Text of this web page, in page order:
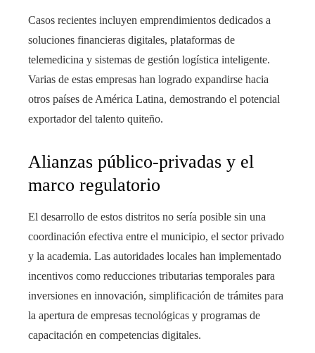
Casos recientes incluyen emprendimientos dedicados a
soluciones financieras digitales, plataformas de
telemedicina y sistemas de gestión logística inteligente.
Varias de estas empresas han logrado expandirse hacia
otros países de América Latina, demostrando el potencial
exportador del talento quiteño.
Alianzas público-privadas y el
marco regulatorio
El desarrollo de estos distritos no sería posible sin una
coordinación efectiva entre el municipio, el sector privado
y la academia. Las autoridades locales han implementado
incentivos como reducciones tributarias temporales para
inversiones en innovación, simplificación de trámites para
la apertura de empresas tecnológicas y programas de
capacitación en competencias digitales.